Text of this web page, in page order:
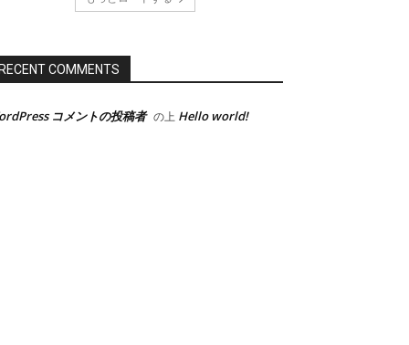
COMMENTS
コメントの投稿者 の上 Hello world!